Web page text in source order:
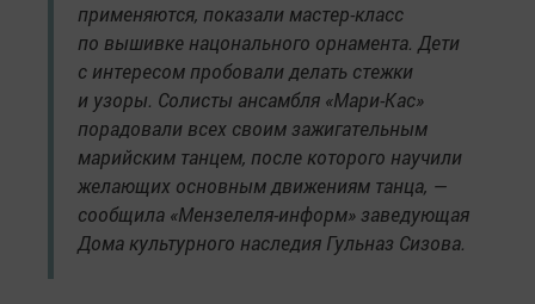
применяются, показали мастер-класс
по вышивке нацонального орнамента. Дети
с интересом пробовали делать стежки
и узоры. Солисты ансамбля «Мари-Кас»
порадовали всех своим зажигательным
марийским танцем, после которого научили
желающих основным движениям танца, —
сообщила «Мензелеля-информ» заведующая
Дома культурного наследия Гульназ Сизова.